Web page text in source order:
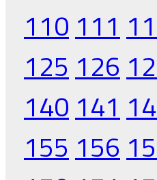
110 111
125 126
140 141
155 156